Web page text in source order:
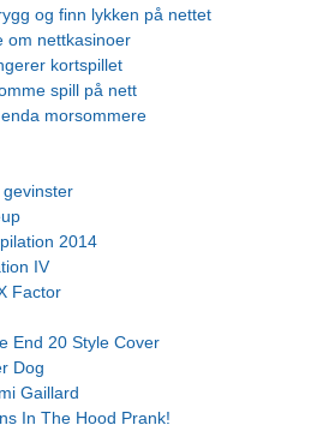
og finn lykken på nettet
om nettkasinoer
kortspillet
spill på nett
morsommere
2014
IV
Factor
End 20 Style Cover
Dog
Gaillard
In The Hood Prank!